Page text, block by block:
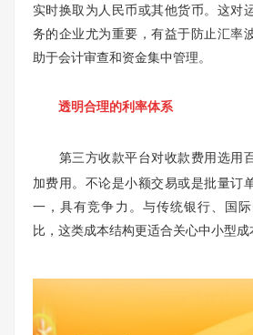
实时换取为人民币或其他货币。这对
务的企业尤为重要，有益于防止汇率
助于会计审查和资金集中管理。
透明合理的利率体系
第三方收款平台对收款费用选用
加费用。不论是小额交易或是批量订
一，具有竞争力。与传统银行、国
比，这类成本结构更适合关心中小型成